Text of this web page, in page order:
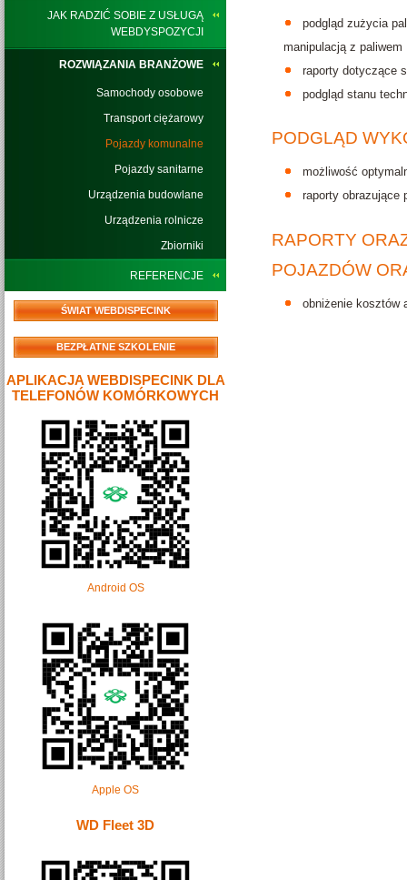
JAK RADZIĆ SOBIE Z USŁUGĄ
WEBDYSPOZYCJI
ROZWIĄZANIA BRANŻOWE
Samochody osobowe
Transport ciężarowy
Pojazdy komunalne
Pojazdy sanitarne
Urządzenia budowlane
Urządzenia rolnicze
Zbiorniki
REFERENCJE
ŚWIAT WEBDISPECINK
BEZPŁATNE SZKOLENIE
APLIKACJA WEBDISPECINK DLA
TELEFONÓW KOMÓRKOWYCH
Android OS
Apple OS
WD Fleet 3D
podgląd zużycia
manipulacją z paliwem
raporty dotyczące
podgląd stanu
PODGLĄD
możliwość
raporty obrazujące
RAPORTY
POJAZDÓW
obniżenie kosztów